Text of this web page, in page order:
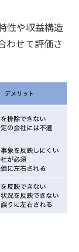
性や収益構造
わせて評価さ